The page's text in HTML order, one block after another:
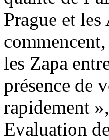
Prague et
les Zapa
présence de
rapidement
Evaluation